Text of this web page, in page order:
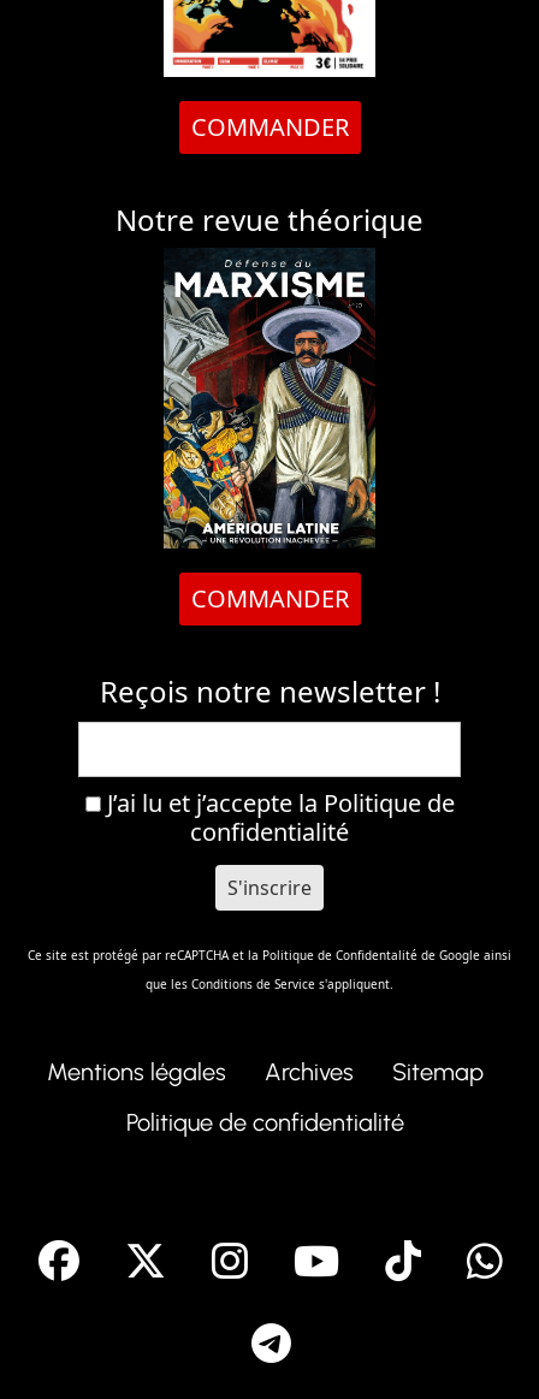
COMMANDER
Notre revue théorique
COMMANDER
Reçois notre newsletter !
J’ai lu et j’accepte la Politique de
confidentialité
Ce site est protégé par reCAPTCHA et la Politique de Confidentalité de Google ainsi
que les Conditions de Service s'appliquent.
Mentions légales Archives
Sitemap
Politique de confidentialité
facebook Instagram
Youtube
Tik